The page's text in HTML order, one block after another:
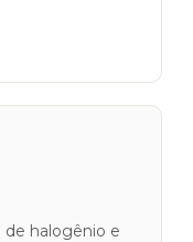
de halogênio e